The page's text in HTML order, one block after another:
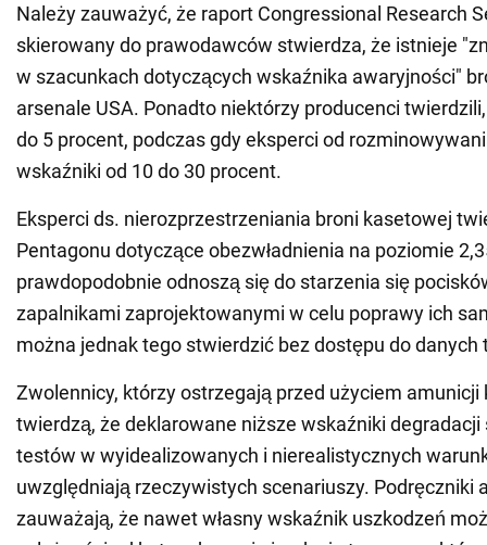
Należy zauważyć, że raport Congressional Research
skierowany do prawodawców stwierdza, że istnieje
w szacunkach dotyczących wskaźnika awaryjności"
arsenale USA. Ponadto niektórzy producenci
do 5 procent, podczas gdy eksperci od
wskaźniki od 10 do 30 procent.
Eksperci ds. nierozprzestrzeniania broni kasetowej
Pentagonu dotyczące obezwładnienia na poziomie
prawdopodobnie odnoszą się do starzenia się
zapalnikami zaprojektowanymi w celu poprawy ich
można jednak tego stwierdzić bez dostępu do danych
Zwolennicy, którzy ostrzegają przed użyciem amunicji
twierdzą, że deklarowane niższe wskaźniki
testów w wyidealizowanych i nierealistycznych
uwzględniają rzeczywistych scenariuszy. Podręczniki
zauważają, że nawet własny wskaźnik uszkodzeń